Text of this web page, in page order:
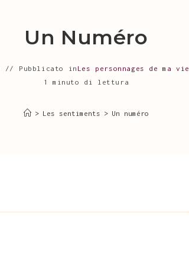
Un Numéro
Pubblicato in Les personnages de ma vie
1 minuto di lettura
> Les sentiments > Un numéro